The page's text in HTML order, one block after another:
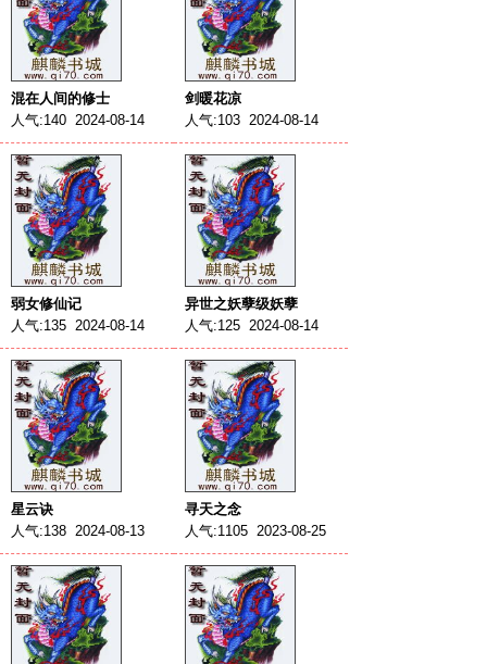
混在人间的修士
人气:140 2024-08-14
剑暖花凉
人气:103 2024-08-14
弱女修仙记
人气:135 2024-08-14
异世之妖孽级妖孽
人气:125 2024-08-14
星云诀
人气:138 2024-08-13
寻天之念
人气:1105 2023-08-25